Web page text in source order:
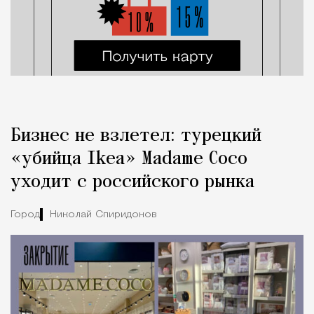
Бизнес не взлетел: турецкий
«убийца Ikea» Madame Coco
уходит с российского рынка
Город Николай Спиридонов